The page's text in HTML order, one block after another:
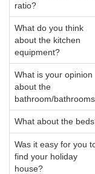
ratio?
What do you think
about the kitchen
equipment?
What is your opinion
about the
bathroom/
What about the
Was it easy for you
find your holiday
house?